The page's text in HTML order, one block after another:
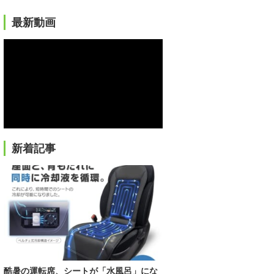
最新動画
新着記事
酷暑の運転席、シートが「水風呂」にな